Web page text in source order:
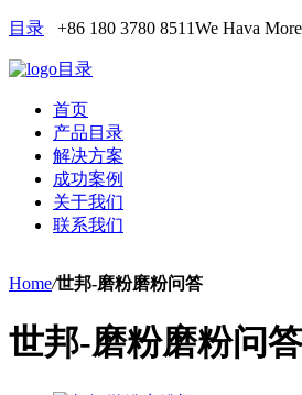
目录 +86 180 3780 8511We Hava
目录
首页
产品目录
解决方案
成功案例
关于我们
联系我们
Home/世邦-磨粉磨粉问答
世邦-磨粉磨粉问答